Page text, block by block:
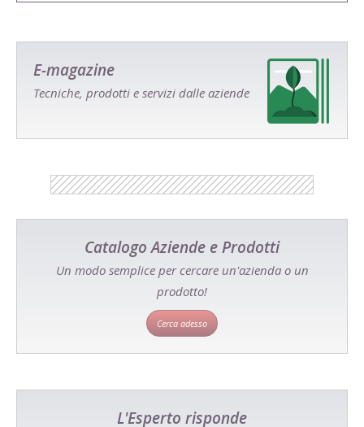
E-magazine
Tecniche, prodotti e servizi dalle aziende
Catalogo Aziende e Prodotti
Un modo semplice per cercare un'azienda o un
prodotto!
Cerca adesso
L'Esperto risponde